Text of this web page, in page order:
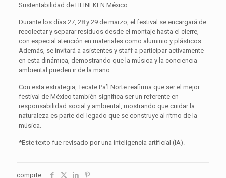
Sustentabilidad de HEINEKEN México.
Durante los días 27, 28 y 29 de marzo, el festival se encargará de
recolectar y separar residuos desde el montaje hasta el cierre,
con especial atención en materiales como aluminio y plásticos.
Además, se invitará a asistentes y staff a participar activamente
en esta dinámica, demostrando que la música y la conciencia
ambiental pueden ir de la mano.
Con esta estrategia, Tecate Pa’l Norte reafirma que ser el mejor
festival de México también significa ser un referente en
responsabilidad social y ambiental, mostrando que cuidar la
naturaleza es parte del legado que se construye al ritmo de la
música.
*Este texto fue revisado por una inteligencia artificial (IA).
comprte